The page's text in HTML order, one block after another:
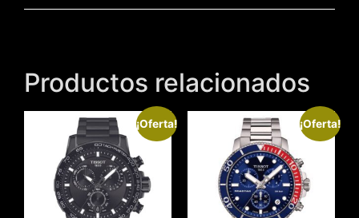
Productos relacionados
¡Oferta! ¡Oferta!